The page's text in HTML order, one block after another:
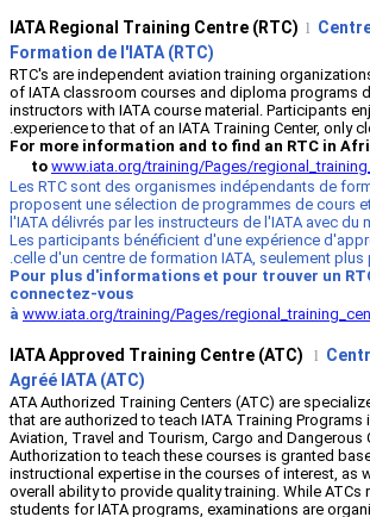
IATA Regional
RTC's are
of IATA
instructors with
experience to
For more
to
Les RTC sont
proposent une
l'IATA délivrés
Les participants
celle d'un centre
Pour plus
àwww.iata.org/
IATA
ATA Authorized
that are
Aviation, Travel
Authorization to
instructional
overall ability to
students for